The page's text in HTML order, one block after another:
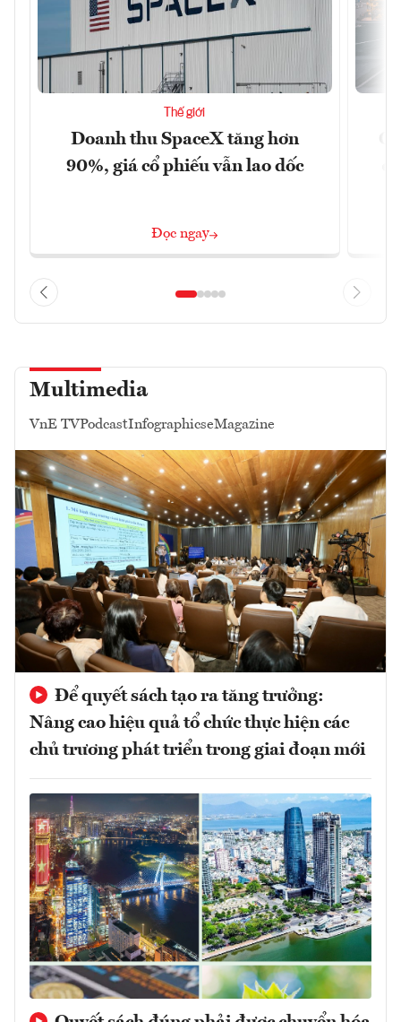
Thế giới
Doanh thu SpaceX tăng hơn
90%, giá cổ phiếu vẫn lao dốc
Đọc ngay
Multimedia
VnE TVPodcastInfographicseMagazine
Để quyết sách tạo ra tăng trưởng:
Nâng cao hiệu quả tổ chức thực hiện các
chủ trương phát triển trong giai đoạn mới